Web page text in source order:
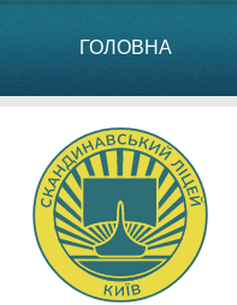
ГОЛОВНА